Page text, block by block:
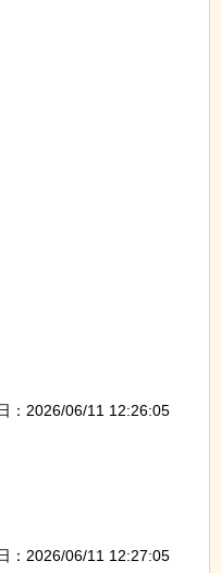
：2026/06/11 12:26:05
：2026/06/11 12:27:05